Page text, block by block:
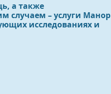
а также
случаем – услуги Манор
исследованиях и